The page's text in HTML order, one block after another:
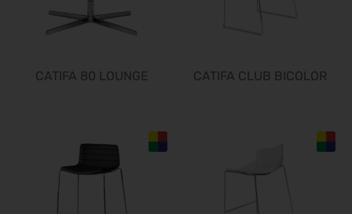
CATIFA 80 LOUNGE CATIFA CLUB BICOLOR